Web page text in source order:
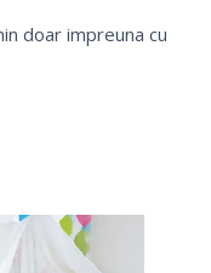
doar impreuna cu